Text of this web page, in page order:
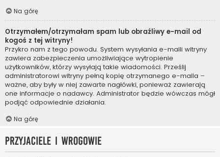
Na górę
Otrzymałem/otrzymałam spam lub obraźliwy e-mail od
kogoś z tej witryny!
Przykro nam z tego powodu. System wysyłania e-maili witryny
zawiera zabezpieczenia umożliwiające wytropienie
użytkowników, którzy wysyłają takie wiadomości. Prześlij
administratorowi witryny pełną kopię otrzymanego e-maila –
ważne, aby były w niej zawarte nagłówki, ponieważ zawierają
one informacje o nadawcy. Administrator będzie wówczas mógł
podjąć odpowiednie działania.
Na górę
Przyjaciele i wrogowie